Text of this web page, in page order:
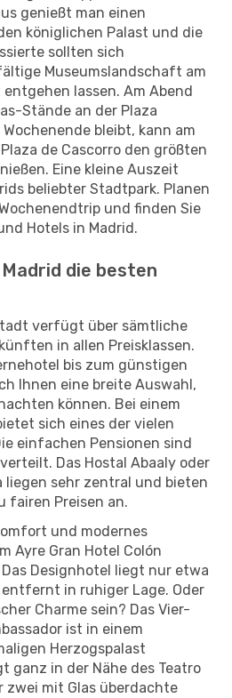
genießt man einen
königlichen Palast und die
sollten sich
Museumslandschaft am
lassen. Am Abend
Stände an der Plaza
bleibt, kann am
de Cascorro den größten
Eine kleine Auszeit
beliebter Stadtpark. Planen
und finden Sie
Hotels in Madrid.
die besten
verfügt über sämtliche
in allen Preisklassen.
bis zum günstigen
Ihnen eine breite Auswahl,
können. Bei einem
sich eines der vielen
einfachen Pensionen sind
Das Hostal Abaaly oder
liegen sehr zentral und bieten
fairen Preisen an.
und modernes
Ayre Gran Hotel Colón
Designhotel liegt nur etwa
in ruhiger Lage. Oder
Charme sein? Das Vier-
ist in einem
Herzogspalast
ganz in der Nähe des Teatro
zwei mit Glas überdachte